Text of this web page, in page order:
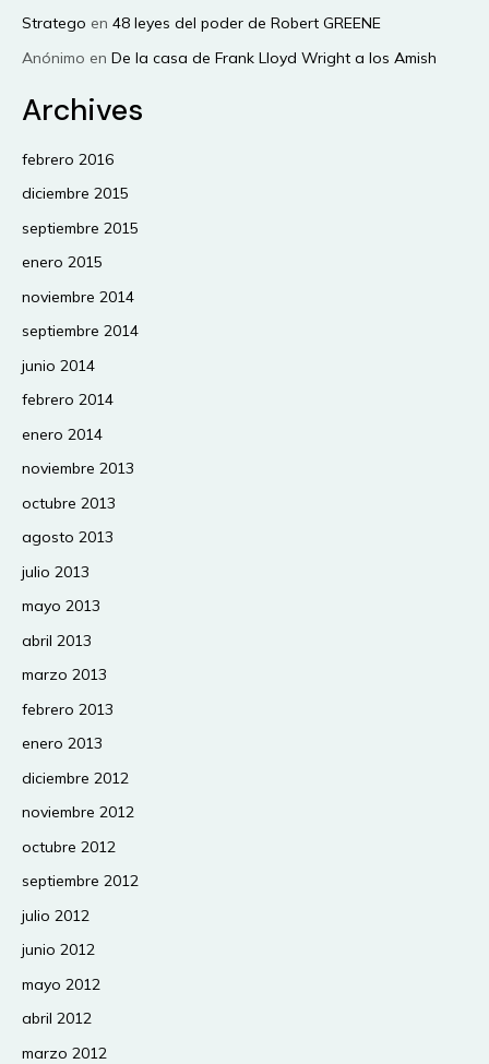
Stratego en 48 leyes del poder de Robert GREENE
Anónimo en De la casa de Frank Lloyd Wright a los Amish
Archives
febrero 2016
diciembre 2015
septiembre 2015
enero 2015
noviembre 2014
septiembre 2014
junio 2014
febrero 2014
enero 2014
noviembre 2013
octubre 2013
agosto 2013
julio 2013
mayo 2013
abril 2013
marzo 2013
febrero 2013
enero 2013
diciembre 2012
noviembre 2012
octubre 2012
septiembre 2012
julio 2012
junio 2012
mayo 2012
abril 2012
marzo 2012